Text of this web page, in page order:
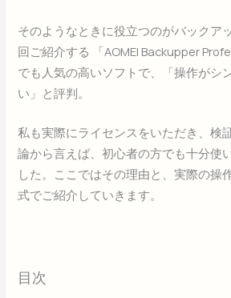
そのようなときに役立つのがバックア
回ご紹介する 「AOMEI Backupper
でも人気の高いソフトで、「操作がシ
い」と評判。
私も実際にライセンスをいただき、検
論から言えば、初心者の方でも十分使
した。ここではその理由と、実際の操
式でご紹介していきます。
目次